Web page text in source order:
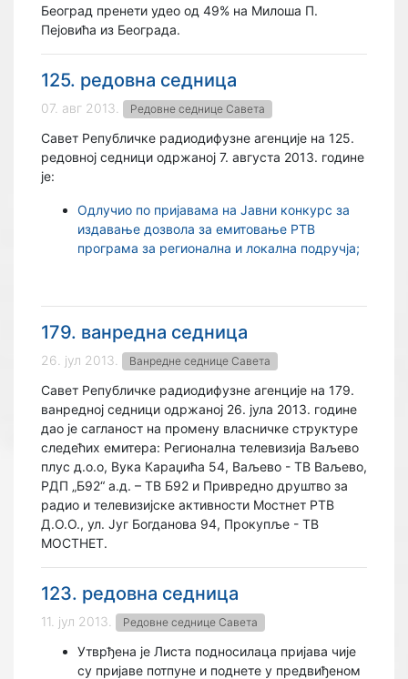
Београд пренети удео од 49% на Милоша П.
Пејовића из Београда.
125. редовна седница
07. авг 2013. Редовне седнице Савета
Савет Републичке радиодифузне агенције на 125.
редовној седници одржаној 7. августа 2013. године
је:
Одлучио по пријавама на Јавни конкурс за
издавање дозвола за емитовање РТВ
програма за регионална и локална подручја;
179. ванредна седница
26. јул 2013. Ванредне седнице Савета
Савет Републичке радиодифузне агенције на 179.
ванредној седници одржаној 26. јула 2013. године
дао је сагланост на промену власничке структуре
следећих емитера: Регионална телевизија Ваљево
плус д.о.о, Вука Караџића 54, Ваљево - ТВ Ваљево,
РДП „Б92“ а.д. – ТВ Б92 и Привредно друштво за
радио и телевизијске активности Мостнет РТВ
Д.О.О., ул. Југ Богданова 94, Прокупље - ТВ
МОСТНЕТ.
123. редовна седница
11. јул 2013. Редовне седнице Савета
Утврђена је Листа подносилаца пријава чије
су пријаве потпуне и поднете у предвиђеном